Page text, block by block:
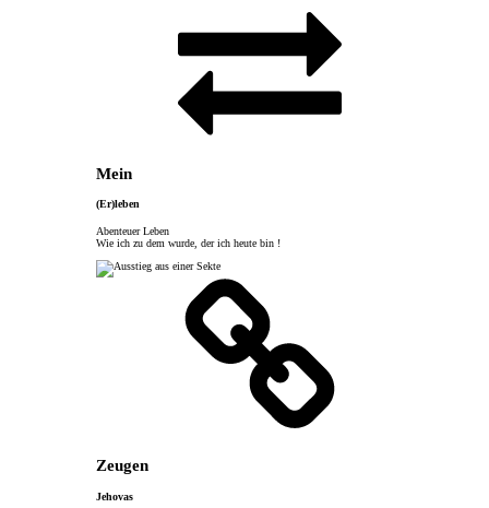
Mein
(Er)leben
Abenteuer Leben
Wie ich zu dem wurde, der ich heute bin !
Zeugen
Jehovas